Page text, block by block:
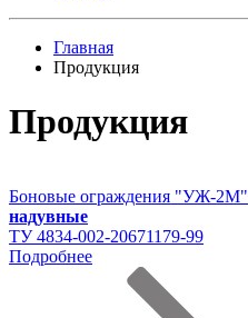
Главная
Продукция
Продукция
Боновые ограждения "УЖ-2М"
надувные
ТУ 4834-002-20671179-99
Подробнее